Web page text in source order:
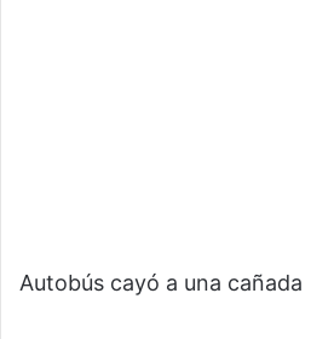
Autobús cayó a una cañada